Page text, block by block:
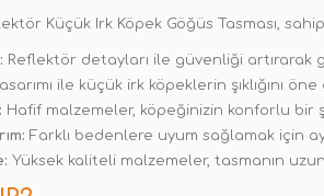
Küçük Irk Köpek Göğüs Tasması,
Reflektör detayları ile güvenliği
ile küçük irk köpeklerin şıklığını öne
Hafif malzemeler, köpeğinizin konforlu bir
Farklı bedenlere uyum sağlamak için
Yüksek kaliteli malzemeler, tasmanın